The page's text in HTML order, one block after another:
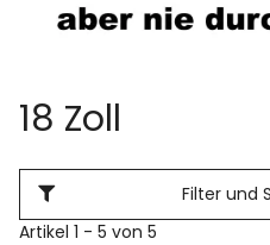
18 Zoll
Filter und
Artikel 1 - 5 von 5